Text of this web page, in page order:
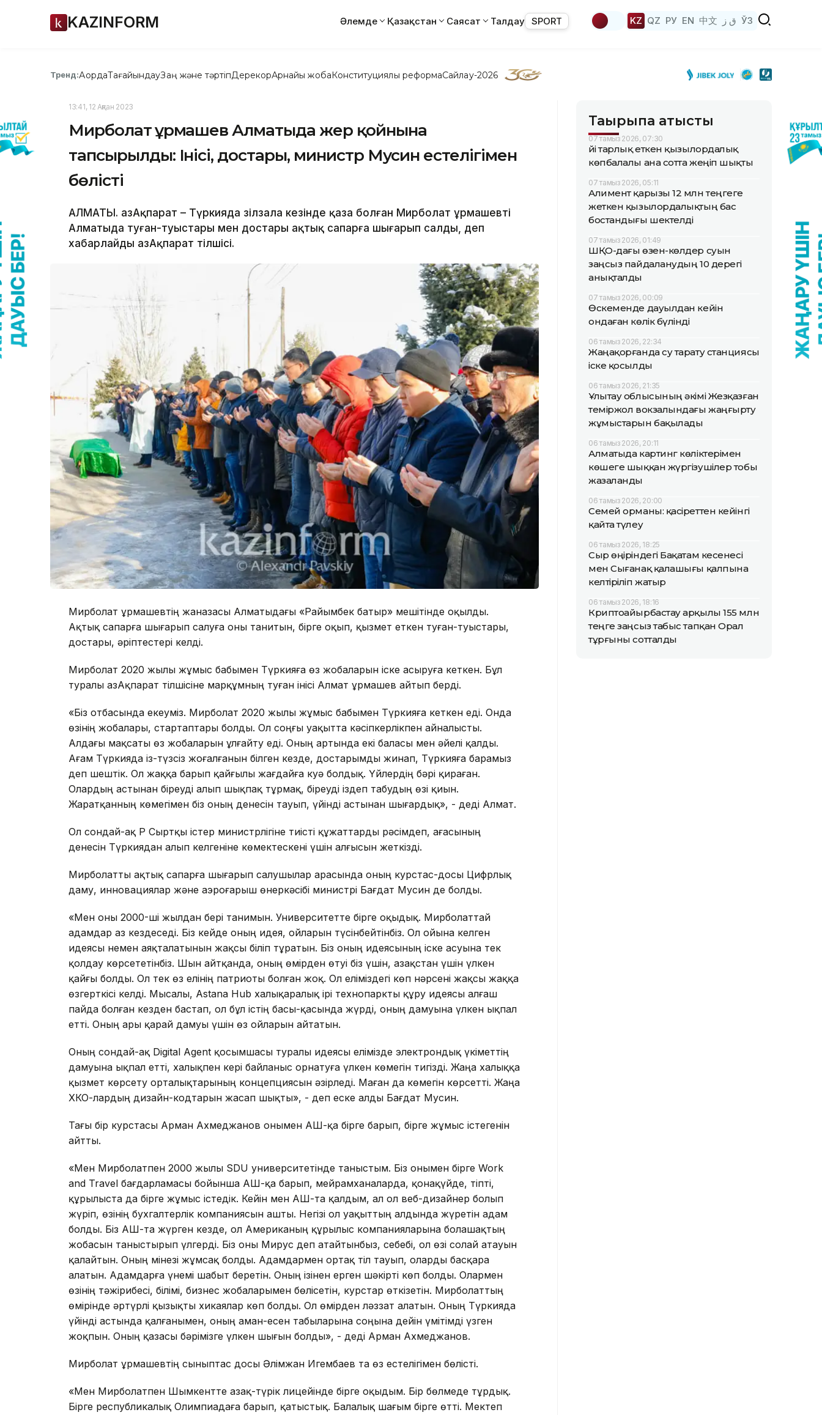
KAZINFORM Әлемде Қазақстан Саясат Талдау SPORT KZ QZ РУ EN 中文 ق ز ЎЗ
Тренд:АқордаТағайындауЗаң және тәртіпДерекқорАрнайы жобаКонституциялық реформаСайлау-2026
13:41, 12 Ақпан 2023
Мирболат Құрмашев Алматыда жер қойнына
тапсырылды: Інісі, достары, министр Мусин естелігімен
бөлісті
АЛМАТЫ. ҚазАқпарат – Түркияда зілзала кезінде қаза болған Мирболат Құрмашевті
Алматыда туған-туыстары мен достары ақтық сапарға шығарып салды, деп
хабарлайды ҚазАқпарат тілшісі.
Мирболат Құрмашевтің жаназасы Алматыдағы «Райымбек батыр» мешітінде оқылды.
Ақтық сапарға шығарып салуға оны танитын, бірге оқып, қызмет еткен туған-туыстары,
достары, әріптестері келді.
Мирболат 2020 жылы жұмыс бабымен Түркияға өз жобаларын іске асыруға кеткен. Бұл
туралы ҚазАқпарат тілшісіне марқұмның туған інісі Алмат Құрмашев айтып берді.
«Біз отбасында екеуміз. Мирболат 2020 жылы жұмыс бабымен Түркияға кеткен еді. Онда
өзінің жобалары, стартаптары болды. Ол соңғы уақытта кәсіпкерлікпен айналысты.
Алдағы мақсаты өз жобаларын ұлғайту еді. Оның артында екі баласы мен әйелі қалды.
Ағам Түркияда із-түзсіз жоғалғанын білген кезде, достарымды жинап, Түркияға барамыз
деп шештік. Ол жаққа барып қайғылы жағдайға куә болдық. Үйлердің бәрі қираған.
Олардың астынан біреуді алып шықпақ тұрмақ, біреуді іздеп табудың өзі қиын.
Жаратқанның көмегімен біз оның денесін тауып, үйінді астынан шығардық», - деді Алмат.
Ол сондай-ақ ҚР Сыртқы істер министрлігіне тиісті құжаттарды рәсімдеп, ағасының
денесін Түркиядан алып келгеніне көмектескені үшін алғысын жеткізді.
Мирболатты ақтық сапарға шығарып салушылар арасында оның курстас-досы Цифрлық
даму, инновациялар және аэроғарыш өнеркәсібі министрі Бағдат Мусин де болды.
«Мен оны 2000-ші жылдан бері танимын. Университетте бірге оқыдық. Мирболаттай
адамдар аз кездеседі. Біз кейде оның идея, ойларын түсінбейтінбіз. Ол ойына келген
идеясы немен аяқталатынын жақсы біліп тұратын. Біз оның идеясының іске асуына тек
қолдау көрсететінбіз. Шын айтқанда, оның өмірден өтуі біз үшін, Қазақстан үшін үлкен
қайғы болды. Ол тек өз елінің патриоты болған жоқ. Ол еліміздегі көп нәрсені жақсы жаққа
өзгерткісі келді. Мысалы, Astana Hub халықаралық ірі технопаркты құру идеясы алғаш
пайда болған кезден бастап, ол бұл істің басы-қасында жүрді, оның дамуына үлкен ықпал
етті. Оның ары қарай дамуы үшін өз ойларын айтатын.
Оның сондай-ақ Digital Agent қосымшасы туралы идеясы елімізде электрондық үкіметтің
дамуына ықпал етті, халықпен кері байланыс орнатуға үлкен көмегін тигізді. Жаңа халыққа
қызмет көрсету орталықтарының концепциясын әзірледі. Маған да көмегін көрсетті. Жаңа
ХҚКО-лардың дизайн-кодтарын жасап шықты», - деп еске алды Бағдат Мусин.
Тағы бір курстасы Арман Ахмеджанов онымен АҚШ-қа бірге барып, бірге жұмыс істегенін
айтты.
«Мен Мирболатпен 2000 жылы SDU университетінде таныстым. Біз онымен бірге Work
and Travel бағдарламасы бойынша АҚШ-қа барып, мейрамханаларда, қонақүйде, тіпті,
құрылыста да бірге жұмыс істедік. Кейін мен АҚШ-та қалдым, ал ол веб-дизайнер болып
жүріп, өзінің бухгалтерлік компаниясын ашты. Негізі ол уақыттың алдында жүретін адам
болды. Біз АҚШ-та жүрген кезде, ол Американың құрылыс компанияларына болашақтың
жобасын таныстырып үлгерді. Біз оны Мирус деп атайтынбыз, себебі, ол өзі солай атауын
қалайтын. Оның мінезі жұмсақ болды. Адамдармен ортақ тіл тауып, оларды басқара
алатын. Адамдарға үнемі шабыт беретін. Оның ізінен ерген шәкірті көп болды. Олармен
өзінің тәжірибесі, білімі, бизнес жобаларымен бөлісетін, курстар өткізетін. Мирболаттың
өмірінде әртүрлі қызықты хикаялар көп болды. Ол өмірден ләззат алатын. Оның Түркияда
үйінді астында қалғанымен, оның аман-есен табыларына соңына дейін үмітімді үзген
жоқпын. Оның қазасы бәрімізге үлкен шығын болды», - деді Арман Ахмеджанов.
Мирболат Құрмашевтің сыныптас досы Әлімжан Игембаев та өз естелігімен бөлісті.
«Мен Мирболатпен Шымкентте Қазақ-түрік лицейінде бірге оқыдым. Бір бөлмеде тұрдық.
Бірге республикалық Олимпиадаға барып, қатыстық. Балалық шағым бірге өтті. Мектеп
Тақырыпқа қатысты
07 тамыз 2026, 07:30
Үйі тарлық еткен қызылордалық
көпбалалы ана сотта жеңіп шықты
07 тамыз 2026, 05:11
Алимент қарызы 12 млн теңгеге
жеткен қызылордалықтың бас
бостандығы шектелді
07 тамыз 2026, 01:49
ШҚО-дағы өзен-көлдер суын
заңсыз пайдаланудың 10 дерегі
анықталды
07 тамыз 2026, 00:09
Өскеменде дауылдан кейін
ондаған көлік бүлінді
06 тамыз 2026, 22:34
Жаңақорғанда су тарату станциясы
іске қосылды
06 тамыз 2026, 21:35
Ұлытау облысының әкімі Жезқазған
теміржол вокзалындағы жаңғырту
жұмыстарын бақылады
06 тамыз 2026, 20:11
Алматыда картинг көліктерімен
көшеге шыққан жүргізушілер тобы
жазаланды
06 тамыз 2026, 20:00
Семей орманы: қасіреттен кейінгі
қайта түлеу
06 тамыз 2026, 18:25
Сыр өңіріндегі Бақатам кесенесі
мен Сығанақ қалашығы қалпына
келтіріліп жатыр
06 тамыз 2026, 18:16
Криптоайырбастау арқылы 155 млн
теңге заңсыз табыс тапқан Орал
тұрғыны сотталды